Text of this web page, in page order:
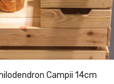
Campii 14cm